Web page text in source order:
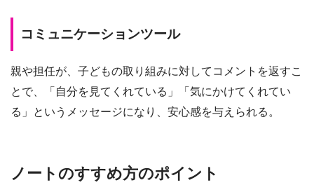
コミュニケーションツール
親や担任が、子どもの取り組みに対してコメントを返すこ
とで、「自分を見てくれている」「気にかけてくれてい
る」というメッセージになり、安心感を与えられる。
ノートのすすめ方のポイント